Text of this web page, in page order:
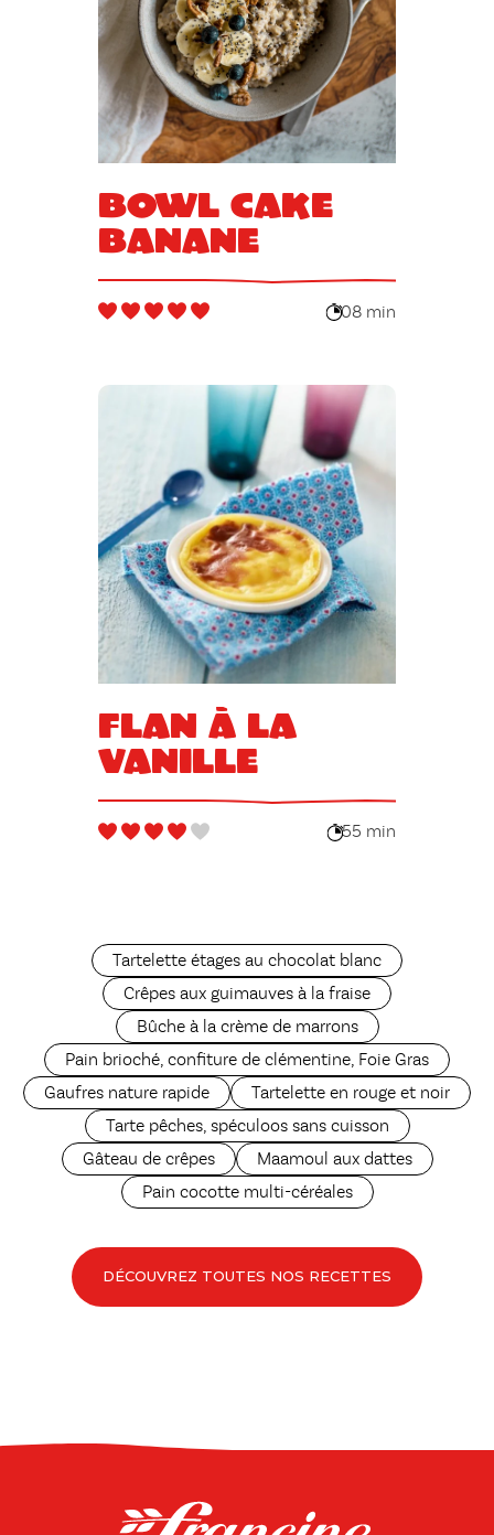
Bowl cake
banane
08 min
Flan à la
vanille
55 min
Tartelette étages au chocolat blanc
Crêpes aux guimauves à la fraise
Bûche à la crème de marrons
Pain brioché, confiture de clémentine, Foie Gras
Gaufres nature rapide
Tartelette en rouge et noir
Tarte pêches, spéculoos sans cuisson
Gâteau de crêpes
Maamoul aux dattes
Pain cocotte multi-céréales
DÉCOUVREZ TOUTES NOS RECETTES